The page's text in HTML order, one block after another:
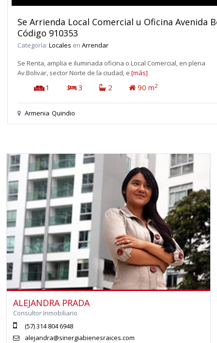
Se Arrienda Local Comercial u Oficina Avenida
Código 910353
Categoría: Locales en Arrendar
Se Renta, amplia e iluminada oficina o Local Comercial, en plena
Av.Bolivar, sector Norte de la ciudad, e [más]
1 : 3 2 90 m2
Armenia Quindio
ALEJANDRA PRADA
Consultor Inmobiliario
(57) 314 804 6948
alejandra@sinergiabienesraices.com